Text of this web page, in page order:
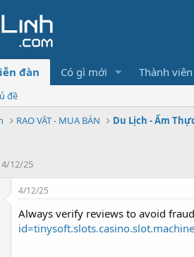
đàn Có gì mới Thành viên
đề
RAO VẶT - MUA BÁN Du Lịch - Ẩm
N
4/12/25
4/12/25
Always verify reviews to avoid